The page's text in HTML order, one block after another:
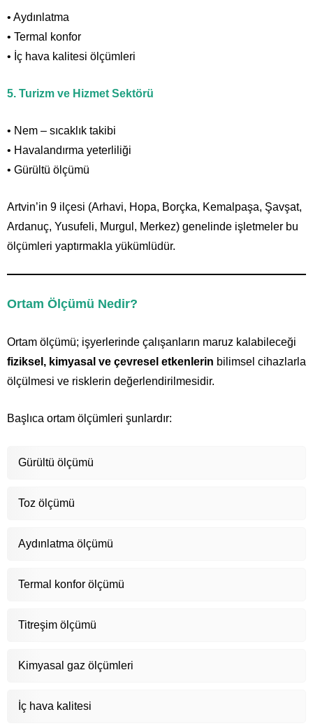
• Aydınlatma
• Termal konfor
• İç hava kalitesi ölçümleri
5. Turizm ve Hizmet Sektörü
• Nem – sıcaklık takibi
• Havalandırma yeterliliği
• Gürültü ölçümü
Artvin’in 9 ilçesi (Arhavi, Hopa, Borçka, Kemalpaşa, Şavşat,
Ardanuç, Yusufeli, Murgul, Merkez) genelinde işletmeler bu
ölçümleri yaptırmakla yükümlüdür.
Ortam Ölçümü Nedir?
Ortam ölçümü; işyerlerinde çalışanların maruz kalabileceği
fiziksel, kimyasal ve çevresel etkenlerin bilimsel cihazlarla
ölçülmesi ve risklerin değerlendirilmesidir.
Başlıca ortam ölçümleri şunlardır:
Gürültü ölçümü
Toz ölçümü
Aydınlatma ölçümü
Termal konfor ölçümü
Titreşim ölçümü
Kimyasal gaz ölçümleri
İç hava kalitesi